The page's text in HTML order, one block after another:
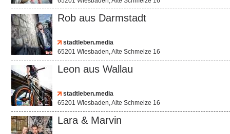
Rob aus Darmstadt
stadtleben.media
65201 Wiesbaden, Alte Schmelze 16
Leon aus Wallau
stadtleben.media
65201 Wiesbaden, Alte Schmelze 16
Lara & Marvin